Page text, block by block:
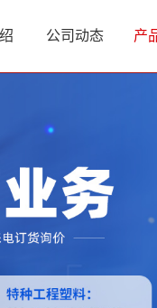
公司动态 产